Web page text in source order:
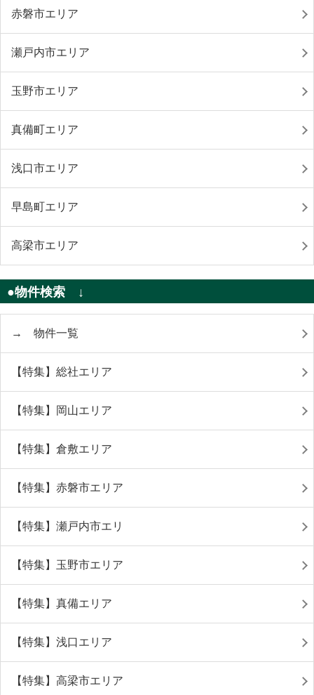
赤磐市エリア
瀬戸内市エリア
玉野市エリア
真備町エリア
浅口市エリア
早島町エリア
高梁市エリア
●物件検索 ↓
→ 物件一覧
【特集】総社エリア
【特集】岡山エリア
【特集】倉敷エリア
【特集】赤磐市エリア
【特集】瀬戸内市エリ
【特集】玉野市エリア
【特集】真備エリア
【特集】浅口エリア
【特集】高梁市エリア